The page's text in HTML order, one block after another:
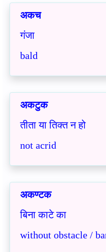
अकच
गंजा
bald
अकटुक
तीता या तिक्त न हो
not acrid
अकण्टक
बिना काटे का
without obstacle /